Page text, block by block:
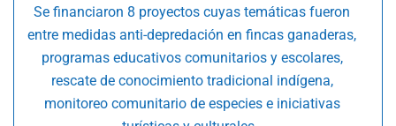
Se financiaron 8 proyectos cuyas temáticas fueron
entre medidas anti-depredación en fincas ganaderas,
programas educativos comunitarios y escolares,
rescate de conocimiento tradicional indígena,
monitoreo comunitario de especies e iniciativas